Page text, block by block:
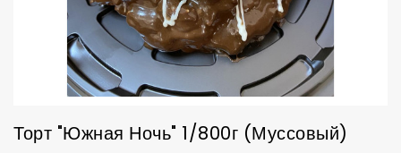
Торт "Южная Ночь" 1/800г (муссовый)